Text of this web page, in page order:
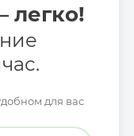
легко!
для вас